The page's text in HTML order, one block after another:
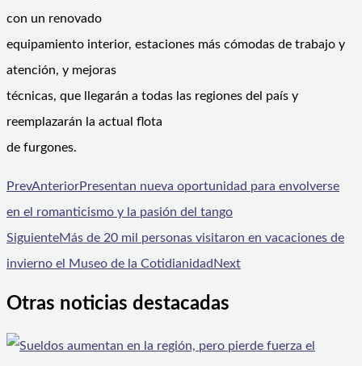
con un renovado
equipamiento interior, estaciones más cómodas de trabajo y
atención, y mejoras
técnicas, que llegarán a todas las regiones del país y
reemplazarán la actual flota
de furgones.
PrevAnteriorPresentan nueva oportunidad para envolverse
en el romanticismo y la pasión del tango
SiguienteMás de 20 mil personas visitaron en vacaciones de
invierno el Museo de la CotidianidadNext
Otras noticias destacadas